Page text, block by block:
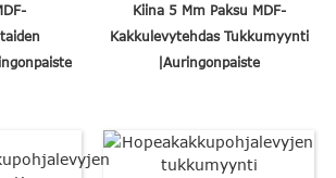
Kiina 5 Mm Paksu MDF-
Kakkulevytehdas Tukkumyynti
|Auringonpaiste